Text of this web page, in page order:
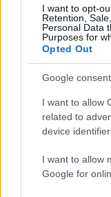
I want to opt-
Retention,
Personal Data
Purposes for
Opted Out
Google
I want to allow
related to
device
I want to allow
Google for
SOKKOLÓ VIDEÓ